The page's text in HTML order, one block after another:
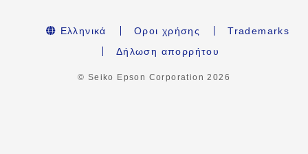
Ελληνικά Οροι χρήσης
Trademarks
Δήλωση απορρήτου
© Seiko Epson Corporation2026